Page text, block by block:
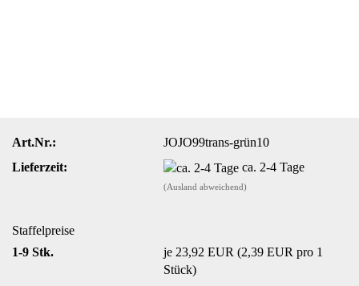
Art.Nr.:
JOJO99trans-grün10
Lieferzeit:
ca. 2-4 Tage
(Ausland abweichend)
Staffelpreise
1-9 Stk.
je 23,92 EUR (2,39 EUR pro 1
Stück)